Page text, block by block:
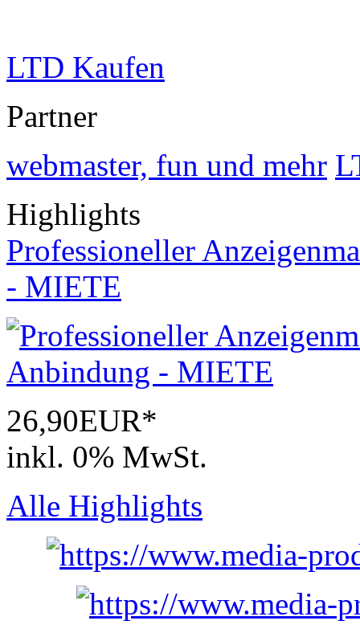
LTD Kaufen
Partner
webmaster, fun und mehr
Highlights
Professioneller
- MIETE
26,90EUR*
inkl. 0% MwSt.
Alle Highlights